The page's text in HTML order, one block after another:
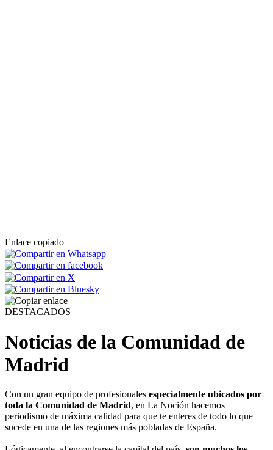
Enlace copiado
DESTACADOS
Noticias de la Comunidad de
Madrid
Con un gran equipo de profesionales especialmente ubicados por
toda la Comunidad de Madrid, en La Noción hacemos
periodismo de máxima calidad para que te enteres de todo lo que
sucede en una de las regiones más pobladas de España.